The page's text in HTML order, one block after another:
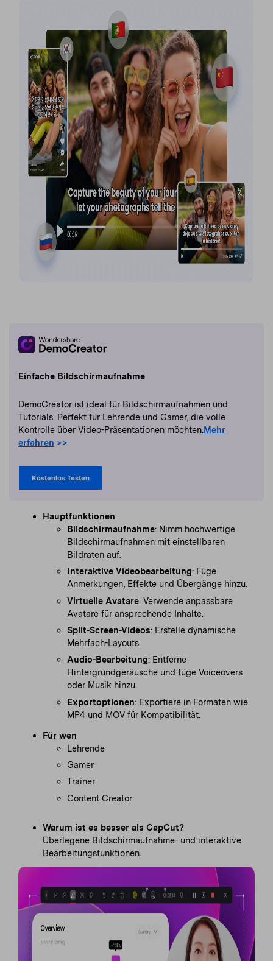
Einfache Bildschirmaufnahme
DemoCreator ist ideal für Bildschirmaufnahmen und
Tutorials. Perfekt für Lehrende und Gamer, die volle
Kontrolle über Video-Präsentationen möchten.Mehr
erfahren >>
Kostenlos Testen
Hauptfunktionen
Bildschirmaufnahme: Nimm hochwertige
Bildschirmaufnahmen mit einstellbaren
Bildraten auf.
Interaktive Videobearbeitung: Füge
Anmerkungen, Effekte und Übergänge hinzu.
Virtuelle Avatare: Verwende anpassbare
Avatare für ansprechende Inhalte.
Split-Screen-Videos: Erstelle dynamische
Mehrfach-Layouts.
Audio-Bearbeitung: Entferne
Hintergrundgeräusche und füge Voiceovers
oder Musik hinzu.
Exportoptionen: Exportiere in Formaten wie
MP4 und MOV für Kompatibilität.
Für wen
Lehrende
Gamer
Trainer
Content Creator
Warum ist es besser als CapCut?
Überlegene Bildschirmaufnahme- und interaktive
Bearbeitungsfunktionen.